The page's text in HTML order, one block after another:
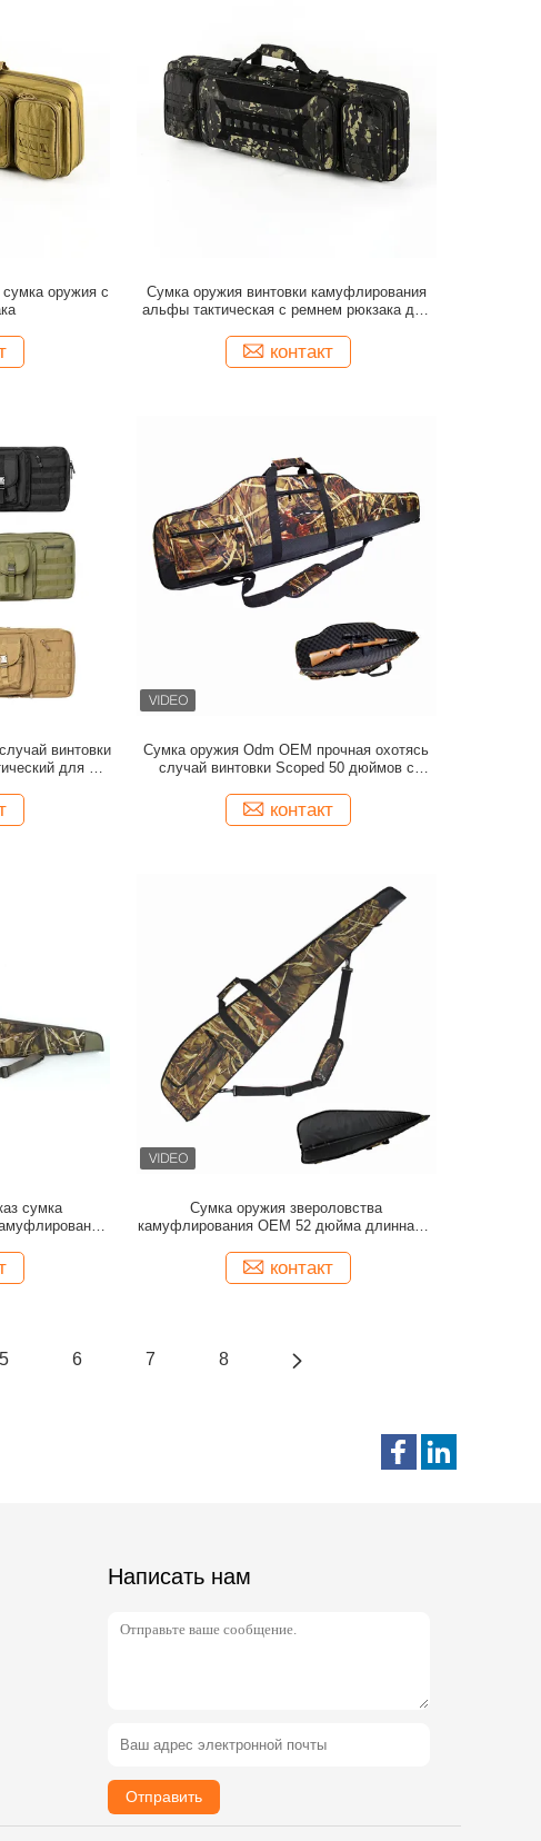
сумка оружия с
Сумка оружия винтовки камуфлирования
альфы тактическая с ремнем рюкзака для
контакт
винтовки
для на
Сумка оружия Odm OEM прочная охотясь
случай винтовки Scoped 50 дюймов с
звероловства
контакт
сумка
воздухе
Сумка оружия звероловства
камуфлирования OEM 52 дюйма длинная и
вашего огнестрельного оружия
контакт
5 6 7 8
Написать нам
Отправить